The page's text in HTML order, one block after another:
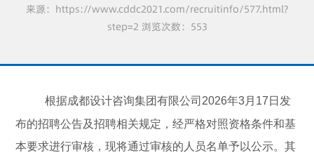
来源：https://www.cddc2021.com/recruitinfo/577.html?
step=2 浏览次数：553
根据成都设计咨询集团有限公司 2026年3月 17 日发
布的招聘公告及招聘相关规定，经严格对照资格条件和基
本要求进行审核，现将通过审核的人员名单予以公示。其